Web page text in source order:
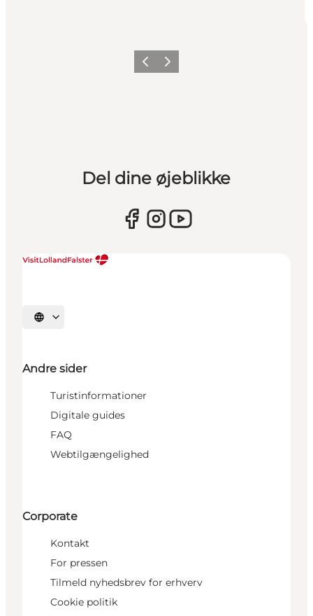
ForrigeNæste
Del dine øjeblikke
Vælg sprog
Andre sider
Turistinformationer
Digitale guides
FAQ
Webtilgængelighed
Corporate
Kontakt
For pressen
Tilmeld nyhedsbrev for erhverv
Cookie politik